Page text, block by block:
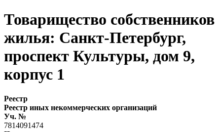
Товарищество собственников
жилья: Санкт-Петербург,
проспект Культуры, дом 9,
корпус 1
Реестр
Реестр иных некоммерческих организаций
Уч. №
7814091474